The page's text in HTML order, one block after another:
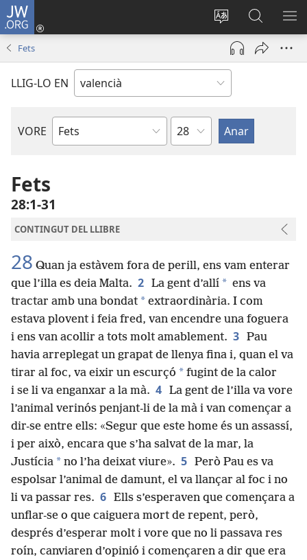
JW.ORG
Canviar
l'idioma
Iniciar
sessió
una
Busca
a
JW.ORG
Fets
LLIG-LO EN
VORE
Llibre
Capítol
Fets
28:1-31
CONTINGUT DEL LLIBRE
28 Quan ja estàvem fora de perill, ens vam enterar
que l’illa es deia Malta. 2 La gent d’allí * ens va
tractar amb una bondat * extraordinària. I com
estava plovent i feia fred, van encendre una foguera
i ens van acollir a tots molt amablement. 3 Pau
havia arreplegat un grapat de llenya fina i, quan el va
tirar al foc, va eixir un escurçó * fugint de la calor
i se li va enganxar a la mà. 4 La gent de l’illa va vore
l’animal verinós penjant-li de la mà i van començar a
dir-se entre ells: «Segur que este home és un assassí,
i per això, encara que s’ha salvat de la mar, la
Justícia * no l’ha deixat viure». 5 Però Pau es va
espolsar l’animal de damunt, el va llançar al foc i no
li va passar res. 6 Ells s’esperaven que començara a
unflar-se o que caiguera mort de repent, però,
després d’esperar molt i vore que no li passava res
roín, canviaren d’opinió i començaren a dir que era